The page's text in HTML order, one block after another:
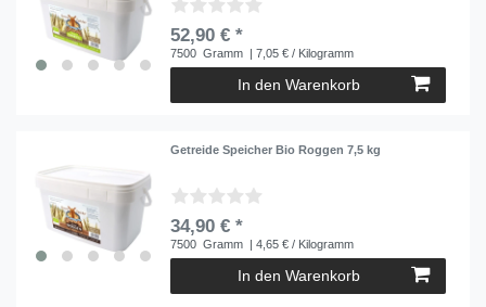
52,90 € *
7500 Gramm | 7,05 € / Kilogramm
In den Warenkorb
Getreide Speicher Bio Roggen 7,5 kg
34,90 € *
7500 Gramm | 4,65 € / Kilogramm
In den Warenkorb